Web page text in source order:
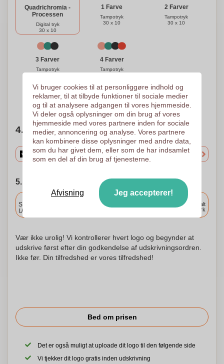
Quadrichromia -
Processen
Digital tryk
30 x 10
1 Farve
Tampotryk
30 x 10
2 Farver
Tampotryk
30 x 10
3 Farver
Tampotryk
4 Farver
Tampotryk
Brug for hjælp? Hjælp mig med at vælge
4. Vælg mængden
5. Vælg forsendelsesdato
Inkluderet
Standard levering
Upload og godkend dine filer i morgen før 9:30.
Levering overalt
i Danmark
Vær ikke urolig! Vi kontrollerer hvert logo og begynder at
udskrive først efter din godkendelse af udskrivningsordren.
Ikke før. Din tilfredshed er vores tilfredshed!
Bed om prisen
Det er også muligt at uploade dit logo til den følgende side
Vi tjekker dit logo gratis inden udskrivning
Vi bruger cookies til at personliggøre indhold og
reklamer, til at tilbyde funktioner til sociale medier
og til at analysere adgangen til vores hjemmeside.
Vi deler også oplysninger om din brug af vores
hjemmeside med vores partnere inden for sociale
medier, annoncering og analyse. Vores partnere
kan kombinere disse oplysninger med andre data,
som du har givet dem, eller som de har indsamlet
som en del af din brug af tjenesterne.
Afvisning Jeg accepterer!